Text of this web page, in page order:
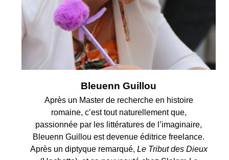
Bleuenn Guillou
Après un Master de recherche en histoire
romaine, c’est tout naturellement que,
passionnée par les littératures de l’imaginaire,
Bleuenn Guillou est devenue éditrice freelance.
Après un diptyque remarqué, Le Tribut des Dieux